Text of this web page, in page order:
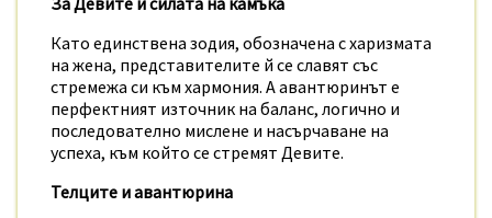
Като единствена зодия, обозначена с харизмата
на жена, представителите й се славят със
стремежа си към хармония. А авантюринът е
перфектният източник на баланс, логично и
последователно мислене и насърчаване на
успеха, към който се стремят Девите.
Телците и авантюрина